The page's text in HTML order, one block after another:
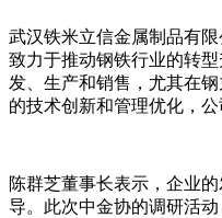
武汉铁米立信金属制品有
致力于推动钢铁行业的转
发、生产和销售，尤其在
的技术创新和管理优化，
陈群芝董事长表示，企业
导。此次中金协的调研活